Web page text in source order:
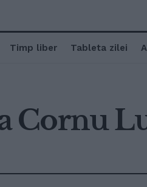
Timp liber Tableta zilei
Cornu